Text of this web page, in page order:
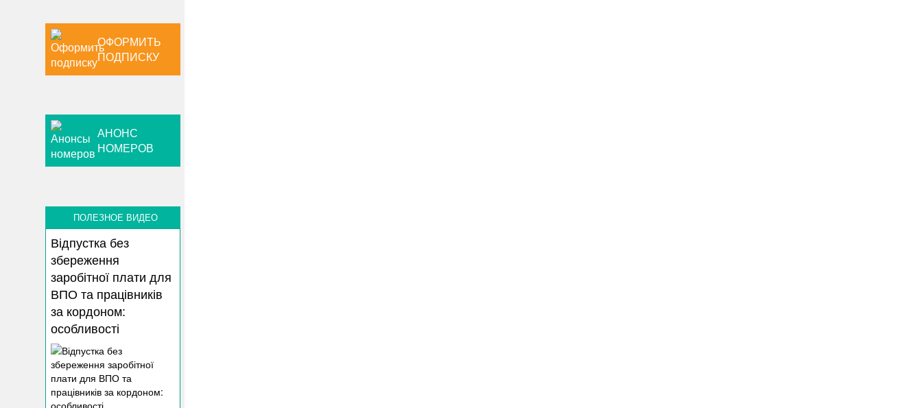
ОФОРМИТЬ
ПОДПИСКУ
АНОНС
НОМЕРОВ
ПОЛЕЗНОЕ ВИДЕО
Відпустка без
збереження
заробітної плати для
ВПО та працівників
за кордоном:
особливості